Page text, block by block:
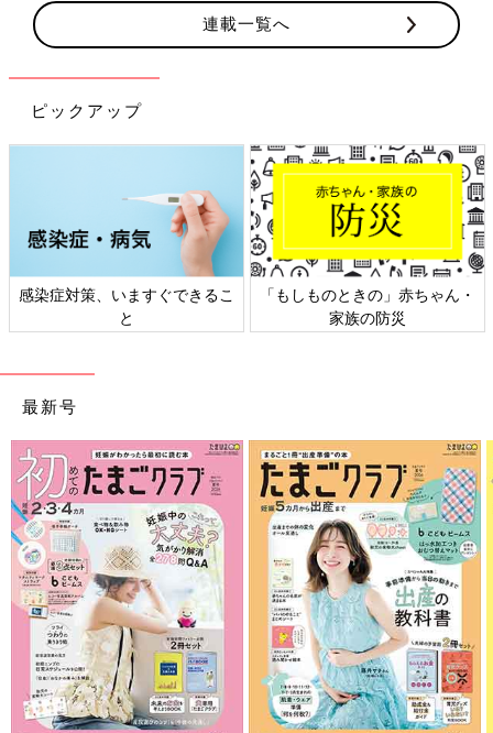
連載一覧へ
ピックアップ
感染症対策、いますぐできるこ
と
「もしものときの」赤ちゃん・
家族の防災
最新号